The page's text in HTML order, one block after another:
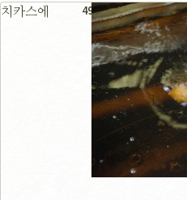
치카스에 49m